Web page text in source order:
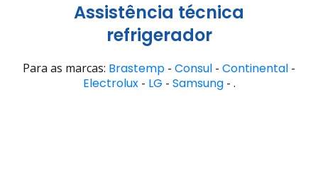
Assistência técnica
refrigerador
Para as marcas: Brastemp - Consul - Continental -
Electrolux- LG - Samsung- .